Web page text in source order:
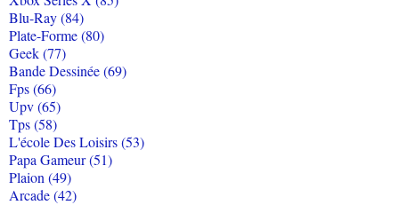
Blu-Ray (84)
Plate-Forme (80)
Geek (77)
Bande Dessinée (69)
Fps (66)
Upv (65)
Tps (58)
L'école Des Loisirs (53)
Papa Gameur (51)
Plaion (49)
Arcade (42)